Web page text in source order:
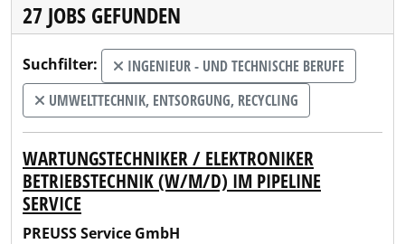
27 JOBS GEFUNDEN
Suchfilter:
INGENIEUR - UND TECHNISCHE BERUFE
UMWELTTECHNIK, ENTSORGUNG, RECYCLING
WARTUNGSTECHNIKER / ELEKTRONIKER
BETRIEBSTECHNIK (W/M/D) IM PIPELINE
SERVICE
PREUSS Service GmbH